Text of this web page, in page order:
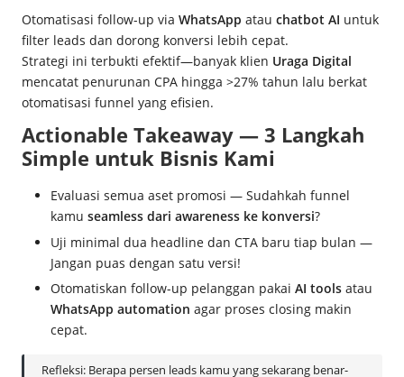
Otomatisasi follow-up via WhatsApp atau chatbot AI untuk
filter leads dan dorong konversi lebih cepat.
Strategi ini terbukti efektif—banyak klien Uraga Digital
mencatat penurunan CPA hingga >27% tahun lalu berkat
otomatisasi funnel yang efisien.
Actionable Takeaway — 3 Langkah
Simple untuk Bisnis Kami
Evaluasi semua aset promosi — Sudahkah funnel
kamu seamless dari awareness ke konversi?
Uji minimal dua headline dan CTA baru tiap bulan —
Jangan puas dengan satu versi!
Otomatiskan follow-up pelanggan pakai AI tools atau
WhatsApp automation agar proses closing makin
cepat.
Refleksi: Berapa persen leads kamu yang sekarang benar-